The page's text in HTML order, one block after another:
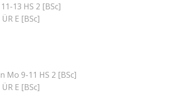
13 HS 2 [BSc]
E [BSc]
Mo 9-11 HS 2 [BSc]
E [BSc]